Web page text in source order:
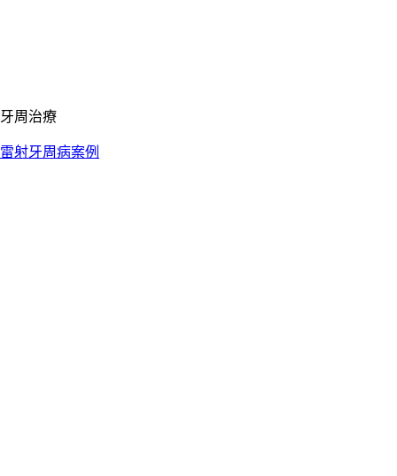
牙周治療
雷射牙周病案例